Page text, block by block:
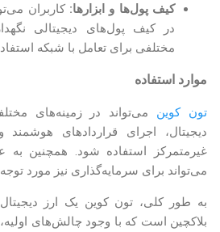
کیف پول‌ها و ابزارها: کاربران
در کیف پول‌های دیجیتالی
مختلفی برای تعامل با شبکه
موارد استفاده
تون کوین می‌تواند در زمینه‌های
دیجیتال، اجرای قراردادهای هوشمند
غیرمتمرکز استفاده شود. همچنین به
می‌تواند برای سرمایه‌گذاری نیز مورد توجه
به طور کلی، تون کوین یک ارز دیجیتال
بلاکچین است که با وجود چالش‌های